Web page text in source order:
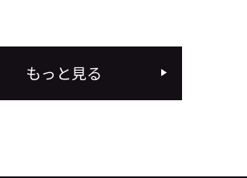
もっと見る